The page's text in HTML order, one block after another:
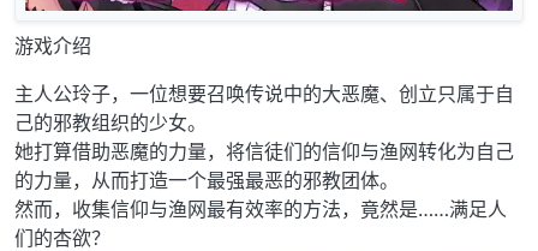
游戏介绍
主人公玲子，一位想要召唤传说中的大恶魔、创立只属于自
己的邪教组织的少女。
她打算借助恶魔的力量，将信徒们的信仰与渔网转化为自己
的力量，从而打造一个最强最恶的邪教团体。
然而，收集信仰与渔网最有效率的方法，竟然是……满足人
们的杏欲？